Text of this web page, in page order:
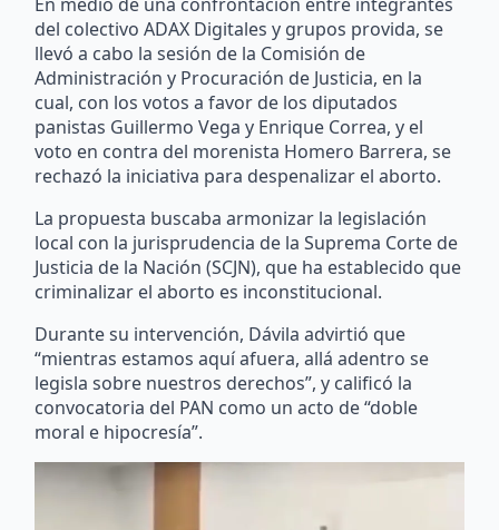
del colectivo ADAX Digitales y grupos provida, se
llevó a cabo la sesión de la Comisión de
Administración y Procuración de Justicia, en la
cual, con los votos a favor de los diputados
panistas Guillermo Vega y Enrique Correa, y el
voto en contra del morenista Homero Barrera, se
rechazó la iniciativa para despenalizar el aborto.
La propuesta buscaba armonizar la legislación
local con la jurisprudencia de la Suprema Corte de
Justicia de la Nación (SCJN), que ha establecido que
criminalizar el aborto es inconstitucional.
Durante su intervención, Dávila advirtió que
“mientras estamos aquí afuera, allá adentro se
legisla sobre nuestros derechos”, y calificó la
convocatoria del PAN como un acto de “doble
moral e hipocresía”.